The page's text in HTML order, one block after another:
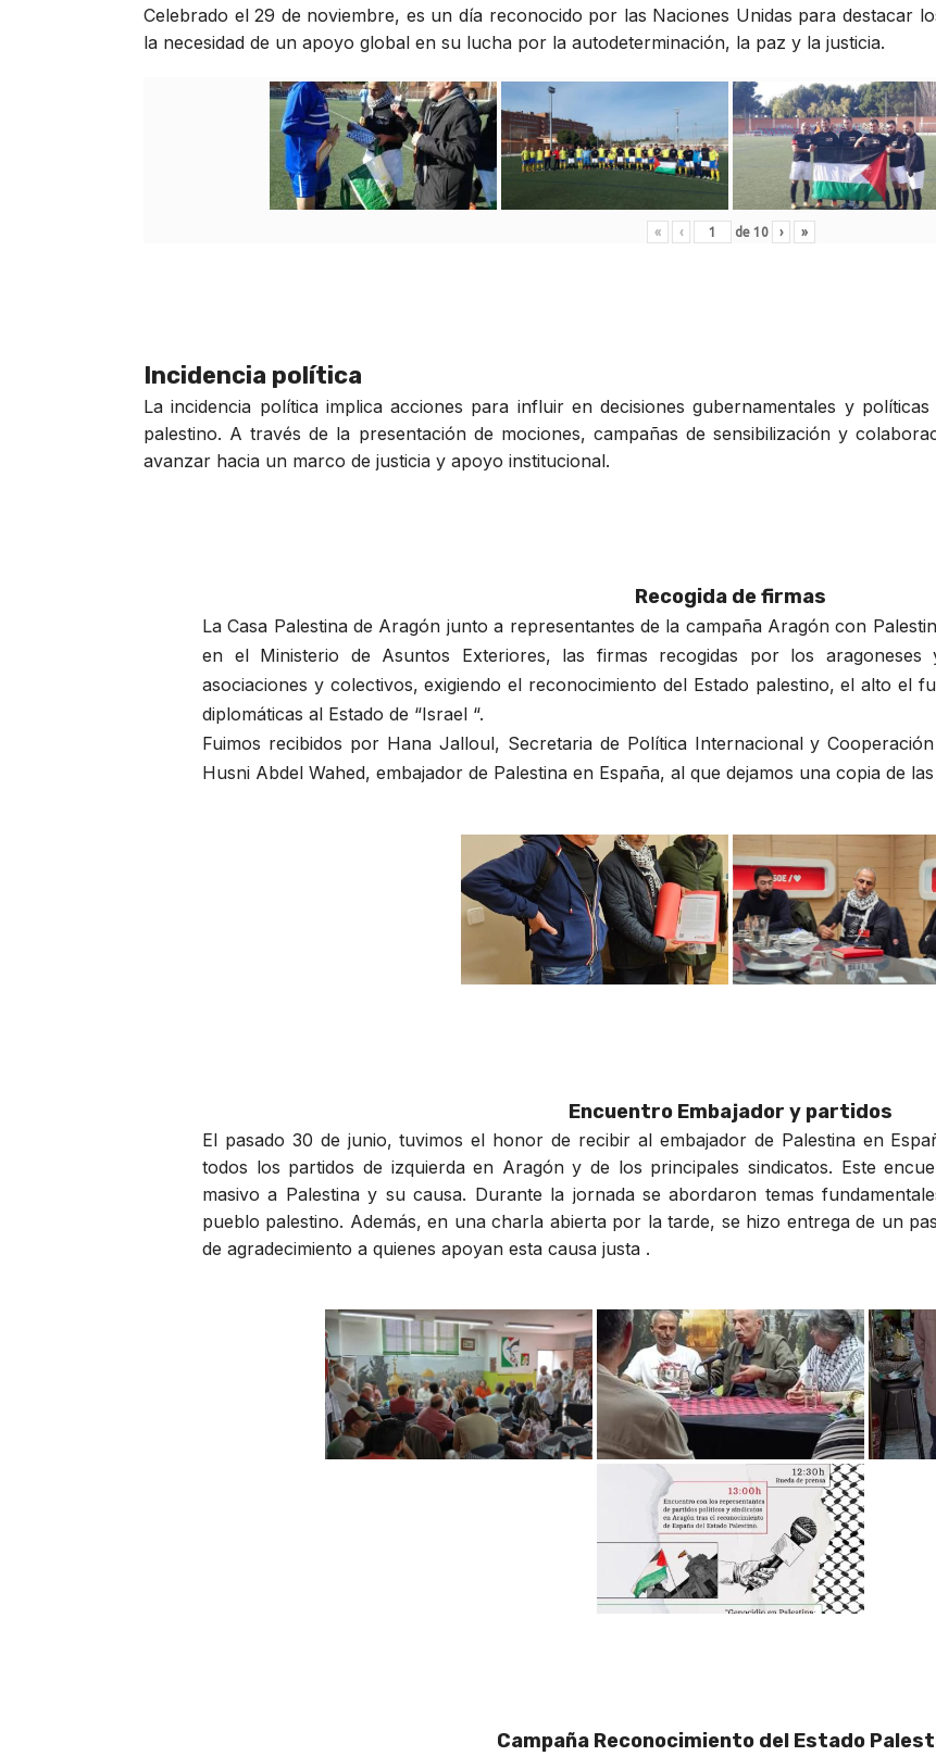
Celebrado el 29 de noviembre, es un día reconocido por las Naciones Unidas para destacar
la necesidad de un apoyo global en su lucha por la autodeterminación, la paz y la justicia.
« ‹ de 10 › »
Incidencia política
La incidencia política implica acciones para influir en decisiones gubernamentales y
palestino. A través de la presentación de mociones, campañas de sensibilización y
avanzar hacia un marco de justicia y apoyo institucional.
Recogida de firmas
La Casa Palestina de Aragón junto a representantes de la campaña Aragón con
en el Ministerio de Asuntos Exteriores, las firmas recogidas por los
asociaciones y colectivos, exigiendo el reconocimiento del Estado palestino, el alto el
diplomáticas al Estado de “Israel “.
Fuimos recibidos por Hana Jalloul, Secretaria de Política Internacional y
Husni Abdel Wahed, embajador de Palestina en España, al que dejamos una copia de
Encuentro Embajador y partidos
El pasado 30 de junio, tuvimos el honor de recibir al embajador de Palestina en
todos los partidos de izquierda en Aragón y de los principales sindicatos. Este
masivo a Palestina y su causa. Durante la jornada se abordaron temas
pueblo palestino. Además, en una charla abierta por la tarde, se hizo entrega de un
de agradecimiento a quienes apoyan esta causa justa .
Campaña Reconocimiento del Estado